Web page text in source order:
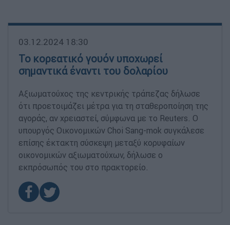
03.12.2024 18:30
Το κορεατικό γουόν υποχωρεί
σημαντικά έναντι του δολαρίου
Αξιωματούχος της κεντρικής τράπεζας δήλωσε
ότι προετοιμάζει μέτρα για τη σταθεροποίηση της
αγοράς, αν χρειαστεί, σύμφωνα με το Reuters. Ο
υπουργός Οικονομικών Choi Sang-mok συγκάλεσε
επίσης έκτακτη σύσκεψη μεταξύ κορυφαίων
οικονομικών αξιωματούχων, δήλωσε ο
εκπρόσωπός του στο πρακτορείο.